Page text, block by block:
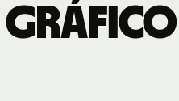
Gráfico